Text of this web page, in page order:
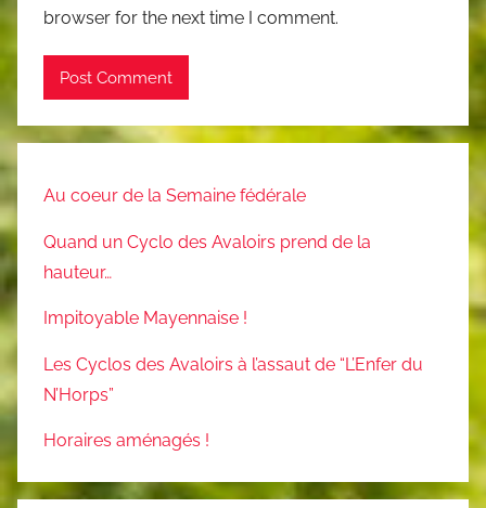
browser for the next time I comment.
Au coeur de la Semaine fédérale
Quand un Cyclo des Avaloirs prend de la
hauteur…
Impitoyable Mayennaise !
Les Cyclos des Avaloirs à l’assaut de “L’Enfer du
N’Horps”
Horaires aménagés !